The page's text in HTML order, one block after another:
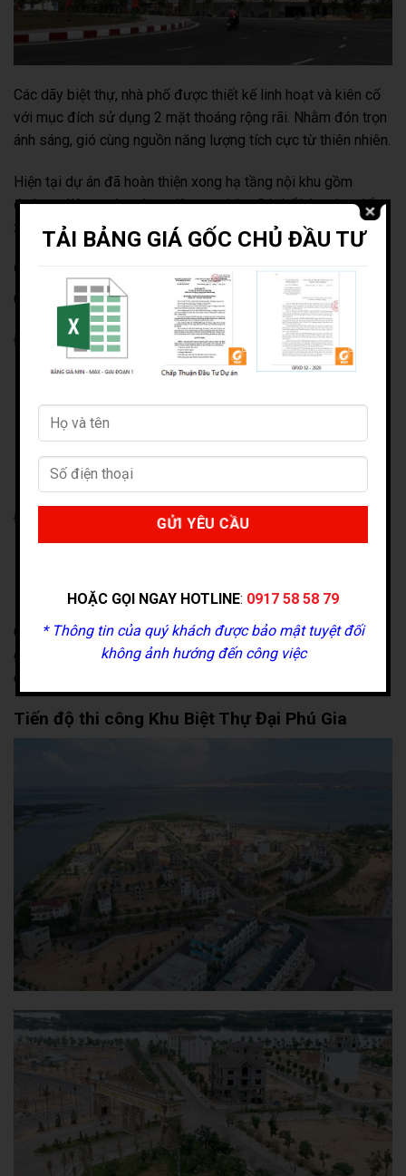
Các dãy biệt thự, nhà phố được thiết kế linh hoạt và kiên cố
với mục đích sử dụng 2 mặt thoáng rộng rãi. Nhằm đón trọn
ánh sáng, gió cùng nguồn năng lượng tích cực từ thiên nhiên.
Hiện tại dự án đã hoàn thiện xong hạ tầng nội khu gồm
đường, điện, nước, công viên, an ninh… Có thể bàn giao để
xây dựng ngay cho khách hàng.
Giá bán Đất Nền, Biệt Thự Đại Phú Gia
Giá bán tại Khu biệt thự Đại Phú Gia như sau:
Đối với đất biệt thự
Lô giữa giá từ 28-29 triệu/m2.
Lô góc đường lớn giá 30-31 triệu/m2.
Lô góc đường nhỏ giá 29-30 triệu/m2.
Lô cảnh biển, cảnh sông giá khoảng 35 triệu/m2.
Đối với đất shophouse
Lô 2 mặt tiền giá khoảng 30-31 triệu đồng/m2.
Giá đất tại Khu biệt thự Đại Phú Gia Quy Nhơn được đánh
giá là rất thích hợp cho bất kỳ khách hàng nào muốn sở hữu
cho mình một đẳng cấp khác biệt trong giới thượng lưu.
Tiến độ thi công Khu Biệt Thự Đại Phú Gia
TẢI BẢNG GIÁ GỐC CHỦ ĐẦU TƯ
HOẶC GỌI NGAY HOTLINE: 0917 58 58 79
* Thông tin của quý khách được bảo mật tuyệt đối
không ảnh hướng đến công việc